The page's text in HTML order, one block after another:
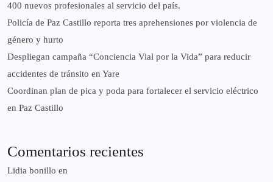
400 nuevos profesionales al servicio del país.
‎Policía de Paz Castillo reporta tres aprehensiones por violencia de
género y hurto
‎Despliegan campaña “Conciencia Vial por la Vida” para reducir
accidentes de tránsito en Yare
Coordinan plan de pica y poda para fortalecer el servicio eléctrico
en Paz Castillo
Comentarios recientes
Lidia bonillo en